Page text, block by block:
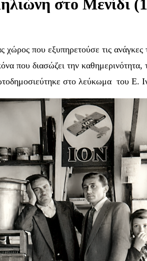
στο Μενίδι
που εξυπηρετούσε τις ανάγκες
που διασώζει την καθημερινότητα,
στο λεύκωμα του Ε.